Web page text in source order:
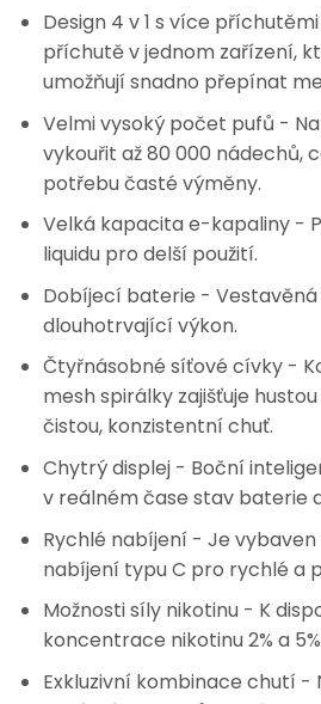
Design 4 v 1 s více příchutěmi
příchutě v jednom zařízení,
umožňují snadno přepínat
Velmi vysoký počet pufů -
vykouřit až 80 000 nádechů,
potřebu časté výměny.
Velká kapacita e-kapaliny-
liquidu pro delší použití.
Dobíjecí baterie -
dlouhotrvající výkon.
Čtyřnásobné síťové cívky-
mesh spirálky zajišťuje
čistou, konzistentní chuť.
Chytrý displej- Boční
v reálném čase stav baterie
Rychlé nabíjení - Je
nabíjení typu C pro rychlé a
Možnosti síly nikotinu- K
koncentrace nikotinu 2% a
Exkluzivní kombinace chutí -